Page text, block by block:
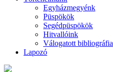
Egyházmegyénk
Püspökök
Segédpüspökök
Hitvallóink
Válogatott bibliográfia
Lapozó